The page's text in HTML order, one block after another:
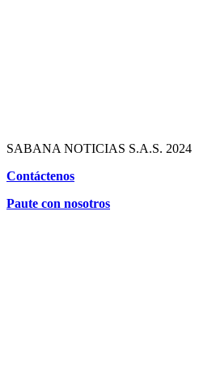
SABANA NOTICIAS S.A.S. 2024
Contáctenos
Paute con nosotros